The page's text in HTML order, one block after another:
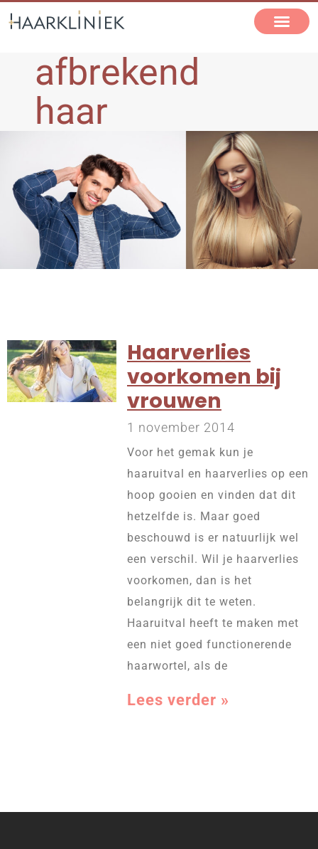
afbrekend
haar
Haarverlies
voorkomen bij
vrouwen
1 november 2014
Voor het gemak kun je
haaruitval en haarverlies op een
hoop gooien en vinden dat dit
hetzelfde is. Maar goed
beschouwd is er natuurlijk wel
een verschil. Wil je haarverlies
voorkomen, dan is het
belangrijk dit te weten.
Haaruitval heeft te maken met
een niet goed functionerende
haarwortel, als de
Lees verder »